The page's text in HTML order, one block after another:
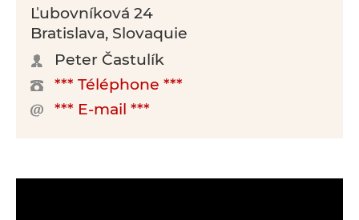
Ľubovníková 24
Bratislava, Slovaquie
Peter Častulík
*** Téléphone ***
*** E-mail ***